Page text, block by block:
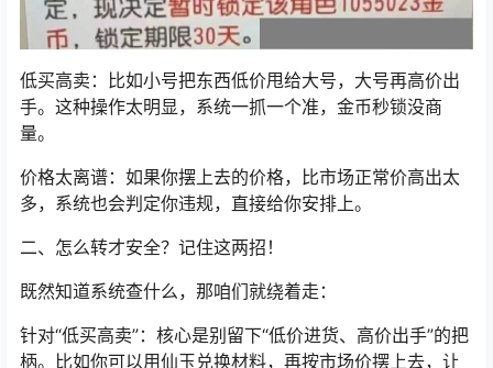
低买高卖：比如小号把东西低价甩给大号，大号再高价出
手。这种操作太明显，系统一抓一个准，金币秒锁没商
量。
价格太离谱：如果你摆上去的价格，比市场正常价高出太
多，系统也会判定你违规，直接给你安排上。
二、怎么转才安全？记住这两招！
既然知道系统查什么，那咱们就绕着走：
针对“低买高卖”：核心是别留下“低价进货、高价出手”的把
柄。比如你可以用仙玉兑换材料，再按市场价摆上去，让